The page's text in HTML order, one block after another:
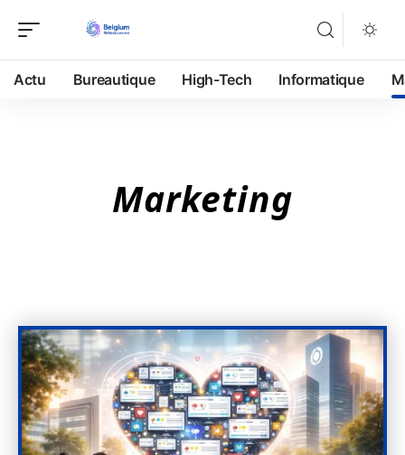
Actu Bureautique High-Tech Informatique
Marketing